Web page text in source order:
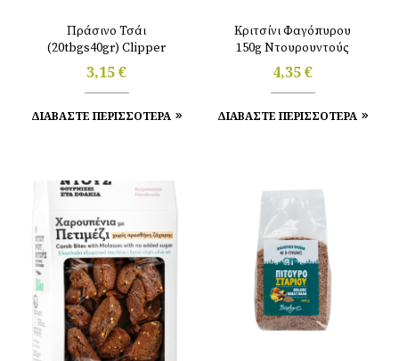
Πράσινο Τσάι
(20tbgs40gr) Clipper
3,15€
ΔΙΑΒΑΣΤΕ ΠΕΡΙΣΣΟΤΕΡΑ
Κριτσίνι Φαγόπυρου
150g Ντουρουντούς
4,35€
ΔΙΑΒΑΣΤΕ ΠΕΡΙΣΣΟΤΕΡΑ